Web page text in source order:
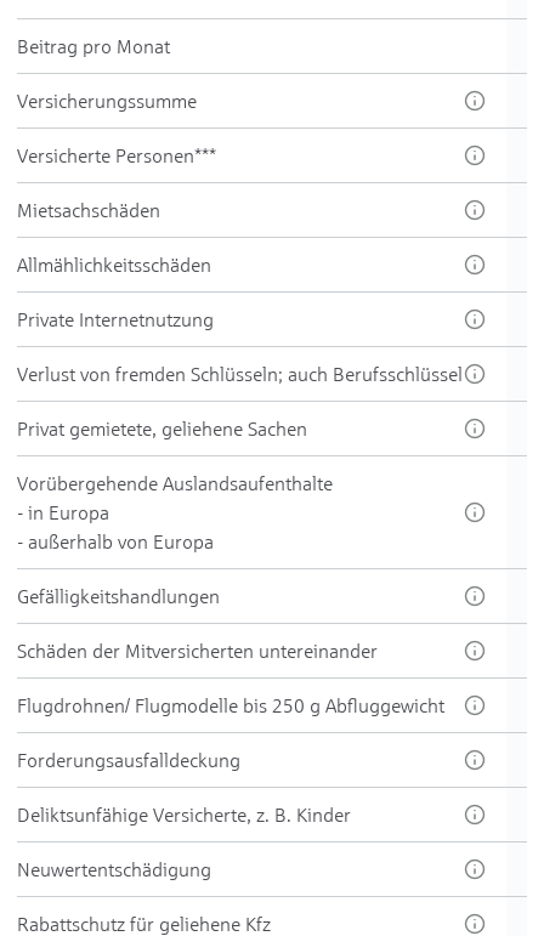
Beitrag pro Monat
Ver­sicherungs­summe
Versicherte Personen***
Miet­sach­schäden
All­mählich­keits­schäden
Private Inter­net­nutzung
Ver­lust von frem­den Schlüsseln; auch Berufs­schlüssel
Pri­vat ge­mie­te­te, ge­liehe­ne Sach­en
Vorüber­gehende Aus­lands­aufenthalte
- in Europa
- außer­halb von Europa
Ge­fällig­keits­hand­lungen
Schä­den der Mit­versicher­ten unter­einan­der
Flug­drohnen/ Flug­modelle bis 250 g Ab­flug­gewicht
Forder­ungs­aus­fall­deckung
Delikt­sun­fähige Ver­sicherte, z. B. Kinder
Neu­wert­ent­schädi­gung
Rabatt­schutz für ge­liehene Kfz